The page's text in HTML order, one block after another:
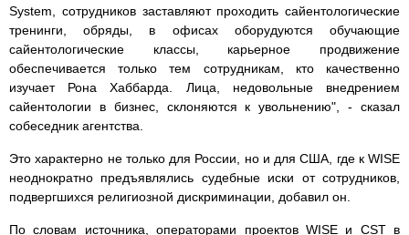
System, сотрудников заставляют проходить сайентологические
тренинги, обряды, в офисах оборудуются обучающие
сайентологические классы, карьерное продвижение
обеспечивается только тем сотрудникам, кто качественно
изучает Рона Хаббарда. Лица, недовольные внедрением
сайентологии в бизнес, склоняются к увольнению", - сказал
собеседник агентства.
Это характерно не только для России, но и для США, где к WISE
неоднократно предъявлялись судебные иски от сотрудников,
подвергшихся религиозной дискриминации, добавил он.
По словам источника, операторами проектов WISE и CST в